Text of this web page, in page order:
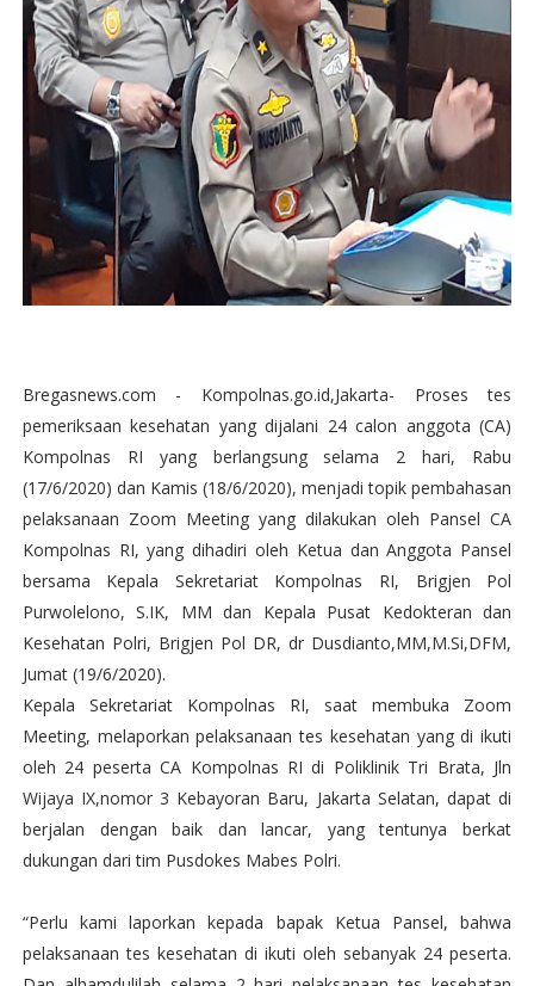
Bregasnews.com - Kompolnas.go.id,Jakarta- Proses tes
pemeriksaan kesehatan yang dijalani 24 calon anggota (CA)
Kompolnas RI yang berlangsung selama 2 hari, Rabu
(17/6/2020) dan Kamis (18/6/2020), menjadi topik pembahasan
pelaksanaan Zoom Meeting yang dilakukan oleh Pansel CA
Kompolnas RI, yang dihadiri oleh Ketua dan Anggota Pansel
bersama Kepala Sekretariat Kompolnas RI, Brigjen Pol
Purwolelono, S.IK, MM dan Kepala Pusat Kedokteran dan
Kesehatan Polri, Brigjen Pol DR, dr Dusdianto,MM,M.Si,DFM,
Jumat (19/6/2020).
Kepala Sekretariat Kompolnas RI, saat membuka Zoom
Meeting, melaporkan pelaksanaan tes kesehatan yang di ikuti
oleh 24 peserta CA Kompolnas RI di Poliklinik Tri Brata, Jln
Wijaya IX,nomor 3 Kebayoran Baru, Jakarta Selatan, dapat di
berjalan dengan baik dan lancar, yang tentunya berkat
dukungan dari tim Pusdokes Mabes Polri.
“Perlu kami laporkan kepada bapak Ketua Pansel, bahwa
pelaksanaan tes kesehatan di ikuti oleh sebanyak 24 peserta.